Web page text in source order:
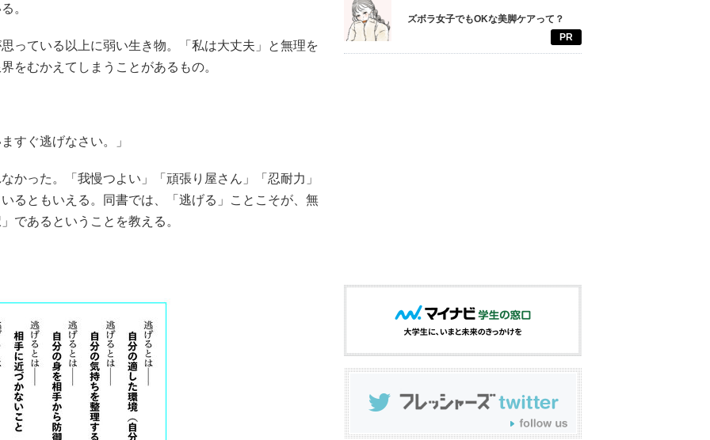
。
っている以上に弱い生き物。「私は大丈夫」と無理を
をむかえてしまうことがあるもの。
すぐ逃げなさい。」
かった。「我慢つよい」「頑張り屋さん」「忍耐力」
るともいえる。同書では、「逃げる」ことこそが、無
であるということを教える。
ズボラ女子でもOKな美脚ケアって？
PR